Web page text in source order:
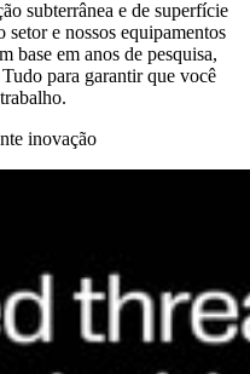
subterrânea e de superfície
e nossos equipamentos
base em anos de pesquisa,
para garantir que você
inovação